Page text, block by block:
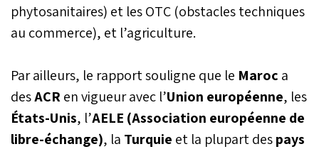
phytosanitaires) et les OTC (obstacles techniques
au commerce), et l’agriculture.
Par ailleurs, le rapport souligne que le Maroc a
desACRen vigueur avec l’Union européenne, les
États-Unis, l’AELE (Association européenne de
libre-échange), la Turquie et la plupart despays